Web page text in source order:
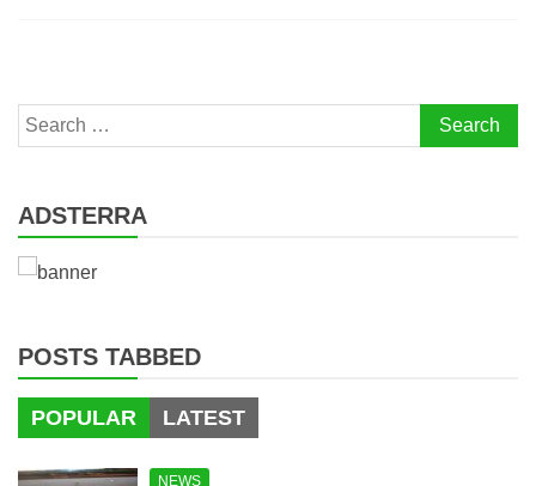
Search
for:
ADSTERRA
POSTS TABBED
POPULAR LATEST
NEWS